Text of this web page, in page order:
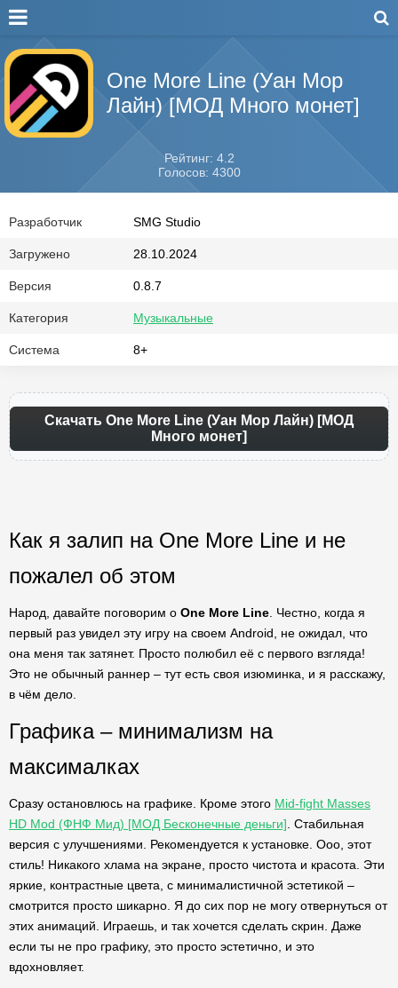
One More Line (Уан Мор
Лайн) [МОД Много монет]
Рейтинг: 4.2
Голосов: 4300
Разработчик SMG Studio
Загружено 28.10.2024
Версия 0.8.7
Категория Музыкальные
Система 8+
Скачать One More Line (Уан Мор Лайн) [МОД
Много монет]
Как я залип на One More Line и не
пожалел об этом
Народ, давайте поговорим о One More Line . Честно, когда я
первый раз увидел эту игру на своем Android, не ожидал, что
она меня так затянет. Просто полюбил её с первого взгляда!
Это не обычный раннер – тут есть своя изюминка, и я расскажу,
в чём дело.
Графика – минимализм на
максималках
Сразу остановлюсь на графике. Кроме этого Mid-fight Masses
HD Mod (ФНФ Мид) [МОД Бесконечные деньги] . Стабильная
версия с улучшениями. Рекомендуется к установке. Ооо, этот
стиль! Никакого хлама на экране, просто чистота и красота. Эти
яркие, контрастные цвета, с минималистичной эстетикой –
смотрится просто шикарно. Я до сих пор не могу отвернуться от
этих анимаций. Играешь, и так хочется сделать скрин. Даже
если ты не про графику, это просто эстетично, и это
вдохновляет.